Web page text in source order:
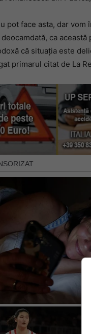
pot face asta, dar
deocamdată, ca
că situația este
primarul citat de La